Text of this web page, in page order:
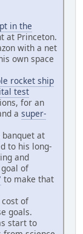
in the
at Princeton.
with a net
own space
rocket ship
test
for an
a super-
banquet at
to his long-
and
of
to make that
of
goals.
start to